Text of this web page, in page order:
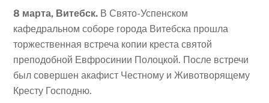
8 марта, Витебск. В Свято-Успенском
кафедральном соборе города Витебска прошла
торжественная встреча копии креста святой
преподобной Евфросинии Полоцкой. После встречи
был совершен акафист Честному и Животворящему
Кресту Господню.